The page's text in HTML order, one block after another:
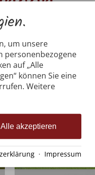
um unsere
personenbezogene
auf „Alle
können Sie eine
Weitere
Alle akzeptieren
· Impressum